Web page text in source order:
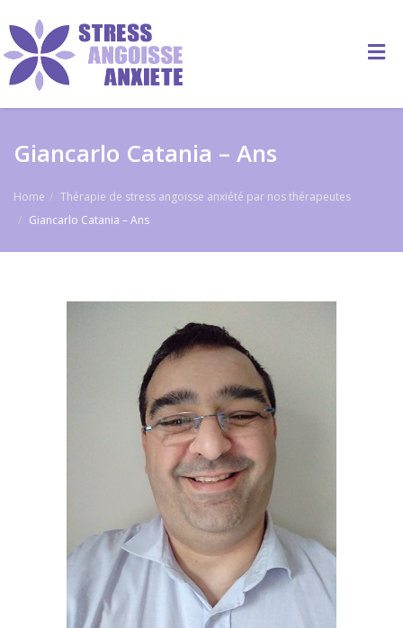
Giancarlo Catania – Ans
Home
Thérapie de stress angoisse anxiété par nos thérapeutes
Giancarlo Catania – Ans